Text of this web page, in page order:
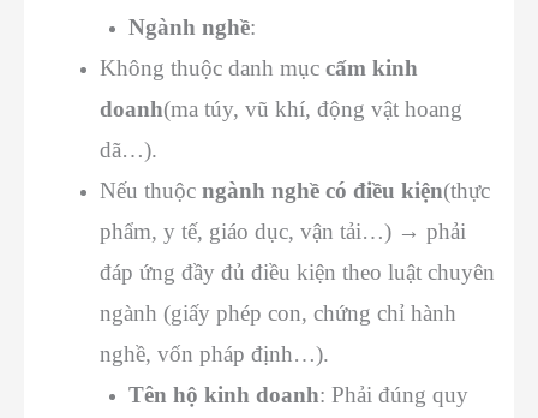
Ngành nghề:
Không thuộc danh mục cấm kinh
doanh(ma túy, vũ khí, động vật hoang
dã…).
Nếu thuộc ngành nghề có điều kiện(thực
phẩm, y tế, giáo dục, vận tải…) → phải
đáp ứng đầy đủ điều kiện theo luật chuyên
ngành (giấy phép con, chứng chỉ hành
nghề, vốn pháp định…).
Tên hộ kinh doanh: Phải đúng quy